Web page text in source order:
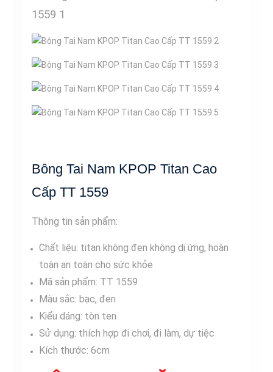
Bông Tai Nam KPOP Titan Cao
Cấp TT 1559
Thông tin sản phẩm:
Chất liệu: titan không đen không dị ứng, hoàn
toàn an toàn cho sức khỏe
Mã sản phẩm: TT 1559
Màu sắc: bạc, đen
Kiểu dáng: tòn ten
Sử dụng: thích hợp đi chơi, đi làm, dự tiệc
Kích thước: 6cm